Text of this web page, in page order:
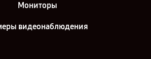
Мониторы
видеонаблюдения